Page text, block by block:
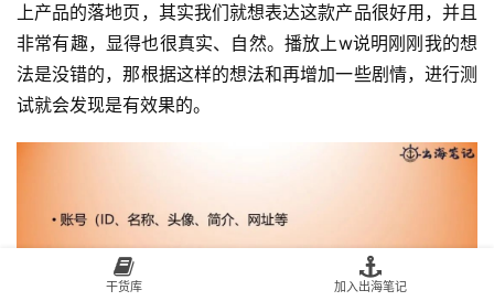
上产品的落地页，其实我们就想表达这款产品很好用，并且
非常有趣，显得也很真实、自然。播放上w说明刚刚我的想
法是没错的，那根据这样的想法和再增加一些剧情，进行测
试就会发现是有效果的。
干货库 加入出海笔记